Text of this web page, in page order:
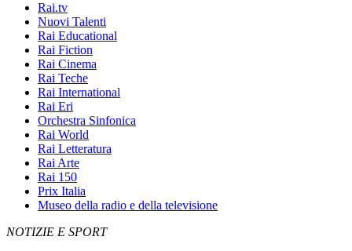
Rai.tv
Nuovi Talenti
Rai Educational
Rai Fiction
Rai Cinema
Rai Teche
Rai International
Rai Eri
Orchestra Sinfonica
Rai World
Rai Letteratura
Rai Arte
Rai 150
Prix Italia
Museo della radio e della televisione
NOTIZIE E SPORT